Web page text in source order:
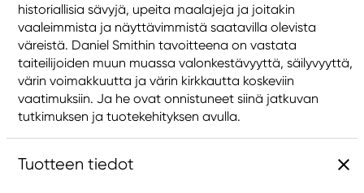
historiallisia sävyjä, upeita maalajeja ja joitakin
vaaleimmista ja näyttävimmistä saatavilla olevista
väreistä. Daniel Smithin tavoitteena on vastata
taiteilijoiden muun muassa valonkestävyyttä, säilyvyyttä,
värin voimakkuutta ja värin kirkkautta koskeviin
vaatimuksiin. Ja he ovat onnistuneet siinä jatkuvan
tutkimuksen ja tuotekehityksen avulla.
Tuotteen tiedot